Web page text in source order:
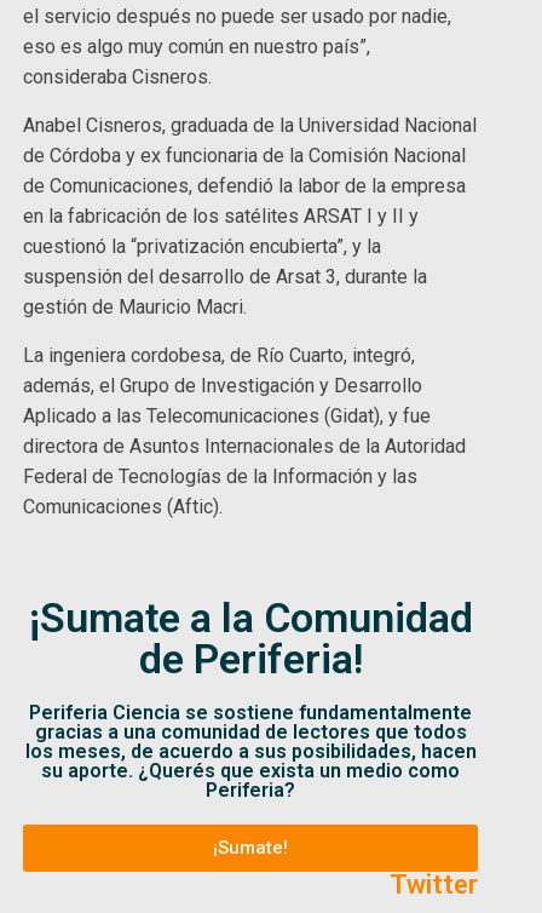
el servicio después no puede ser usado por nadie,
eso es algo muy común en nuestro país”,
consideraba Cisneros.
Anabel Cisneros, graduada de la Universidad Nacional
de Córdoba y ex funcionaria de la Comisión Nacional
de Comunicaciones, defendió la labor de la empresa
en la fabricación de los satélites ARSAT I y II y
cuestionó la “privatización encubierta”, y la
suspensión del desarrollo de Arsat 3, durante la
gestión de Mauricio Macri.
La ingeniera cordobesa, de Río Cuarto, integró,
además, el Grupo de Investigación y Desarrollo
Aplicado a las Telecomunicaciones (Gidat), y fue
directora de Asuntos Internacionales de la Autoridad
Federal de Tecnologías de la Información y las
Comunicaciones (Aftic).
¡Sumate a la Comunidad
de Periferia!
Periferia Ciencia se sostiene fundamentalmente
gracias a una comunidad de lectores que todos
los meses, de acuerdo a sus posibilidades, hacen
su aporte. ¿Querés que exista un medio como
Periferia?
¡Sumate!
Twitter